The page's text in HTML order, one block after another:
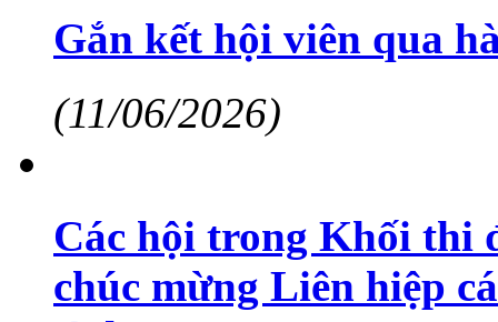
Gắn kết hội viên qua
(11/06/2026)
Các hội trong Khối thi
chúc mừng Liên hiệp